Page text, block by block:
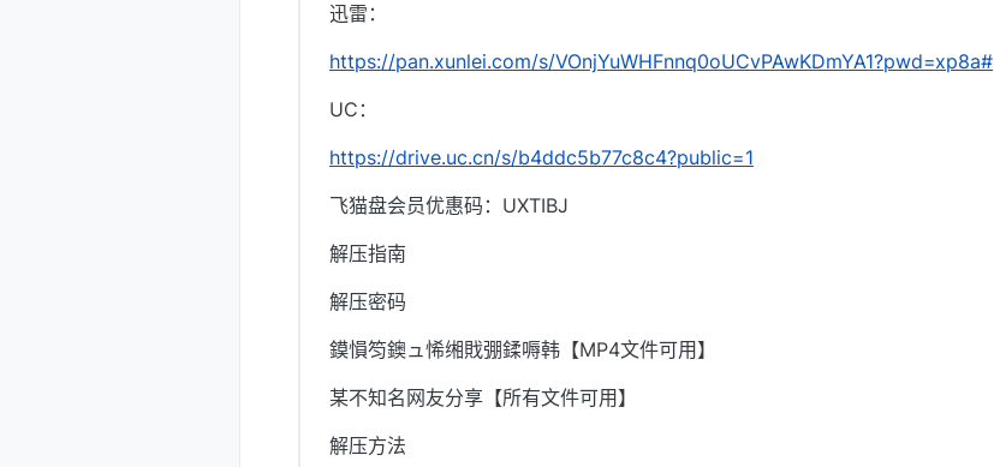
迅雷：
https://pan.xunlei.com/s/VOnjYuWHFnnq0oUCvPAwKDmYA1?pwd=xp8a#
UC：
https://drive.uc.cn/s/b4ddc5b77c8c4?public=1
飞猫盘会员优惠码：UXTIBJ
解压指南
解压密码
鏌愪笉鐭ュ悕缃戝弸鍒嗕韩【MP4文件可用】
某不知名网友分享【所有文件可用】
解压方法